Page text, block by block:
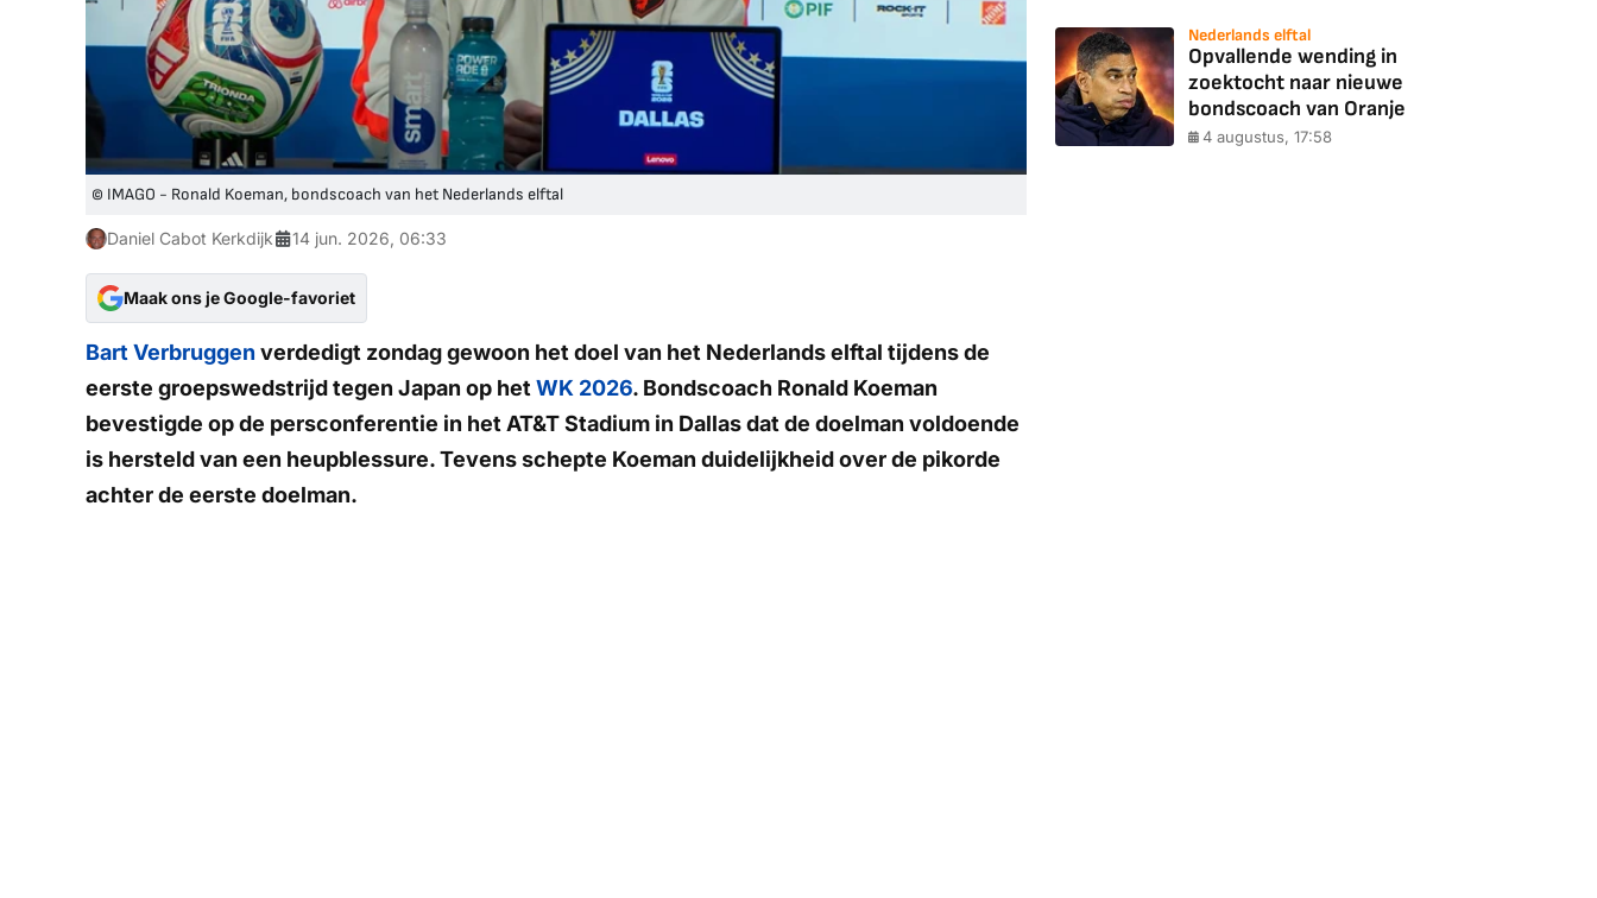
© IMAGO - Ronald Koeman, bondscoach van het Nederlands elftal
Daniel Cabot Kerkdijk 14 jun. 2026, 06:33
Maak ons je Google-favoriet
Bart Verbruggen verdedigt zondag gewoon het doel van het Nederlands elftal tijdens de
eerste groepswedstrijd tegen Japan op het WK 2026. Bondscoach Ronald Koeman
bevestigde op de persconferentie in het AT&T Stadium in Dallas dat de doelman voldoende
is hersteld van een heupblessure. Tevens schepte Koeman duidelijkheid over de pikorde
achter de eerste doelman.
Nederlands elftal
Opvallende wending in
zoektocht naar nieuwe
bondscoach van Oranje
4 augustus, 17:58